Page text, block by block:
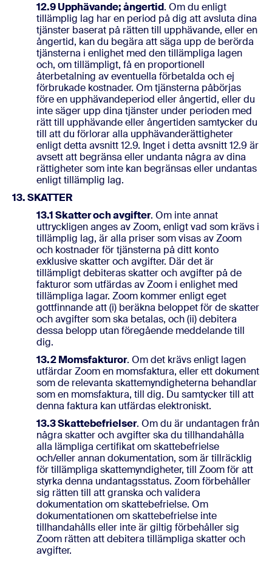
12.9 Upphävande; ångertid. Om du enligt
tillämplig lag har en period på dig att avsluta dina
tjänster baserat på rätten till upphävande, eller en
ångertid, kan du begära att säga upp de berörda
tjänsterna i enlighet med den tillämpliga lagen
och, om tillämpligt, få en proportionell
återbetalning av eventuella förbetalda och ej
förbrukade kostnader. Om tjänsterna påbörjas
före en upphävandeperiod eller ångertid, eller du
inte säger upp dina tjänster under perioden med
rätt till upphävande eller ångertiden samtycker du
till att du förlorar alla upphävanderättigheter
enligt detta avsnitt 12.9. Inget i detta avsnitt 12.9 är
avsett att begränsa eller undanta några av dina
rättigheter som inte kan begränsas eller undantas
enligt tillämplig lag.
13. SKATTER
13.1 Skatter och avgifter. Om inte annat
uttryckligen anges av Zoom, enligt vad som krävs i
tillämplig lag, är alla priser som visas av Zoom
och kostnader för tjänsterna på ditt konto
exklusive skatter och avgifter. Där det är
tillämpligt debiteras skatter och avgifter på de
fakturor som utfärdas av Zoom i enlighet med
tillämpliga lagar. Zoom kommer enligt eget
gottfinnande att (i) beräkna beloppet för de skatter
och avgifter som ska betalas, och (ii) debitera
dessa belopp utan föregående meddelande till
dig.
13.2 Momsfakturor. Om det krävs enligt lagen
utfärdar Zoom en momsfaktura, eller ett dokument
som de relevanta skattemyndigheterna behandlar
som en momsfaktura, till dig. Du samtycker till att
denna faktura kan utfärdas elektroniskt.
13.3 Skattebefrielser. Om du är undantagen från
några skatter och avgifter ska du tillhandahålla
alla lämpliga certifikat om skattebefrielse
och/eller annan dokumentation, som är tillräcklig
för tillämpliga skattemyndigheter, till Zoom för att
styrka denna undantagsstatus. Zoom förbehåller
sig rätten till att granska och validera
dokumentation om skattebefrielse. Om
dokumentationen om skattebefrielse inte
tillhandahålls eller inte är giltig förbehåller sig
Zoom rätten att debitera tillämpliga skatter och
avgifter.